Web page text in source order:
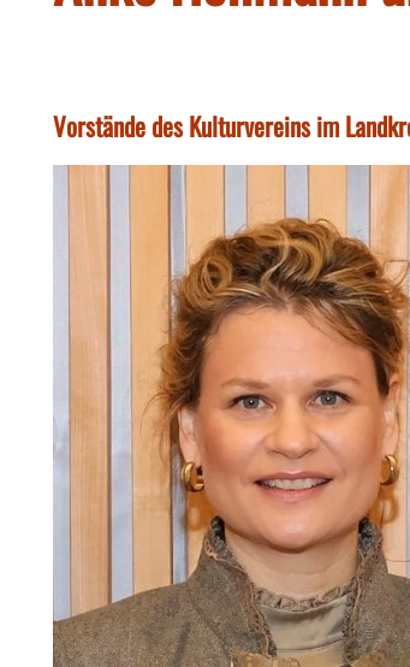
Vorstände des Kulturvereins im